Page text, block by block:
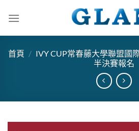
首頁 / IVY CUP常春藤大學聯盟國
半決賽報名